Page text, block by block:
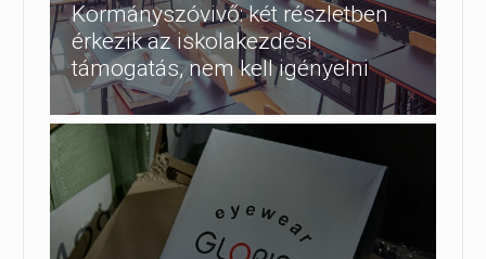
Kormányszóvivő: két részletben
érkezik az iskolakezdési
támogatás, nem kell igényelni